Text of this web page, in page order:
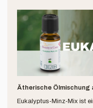
Ätherische Ölmischung
Eukalyptus-Minz-Mix ist